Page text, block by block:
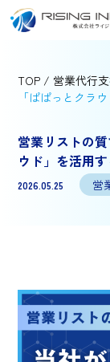
TOP / 営業代行
「ぱぱっとクラ
営業リストの
ウド」を活用
2026.05.25 営